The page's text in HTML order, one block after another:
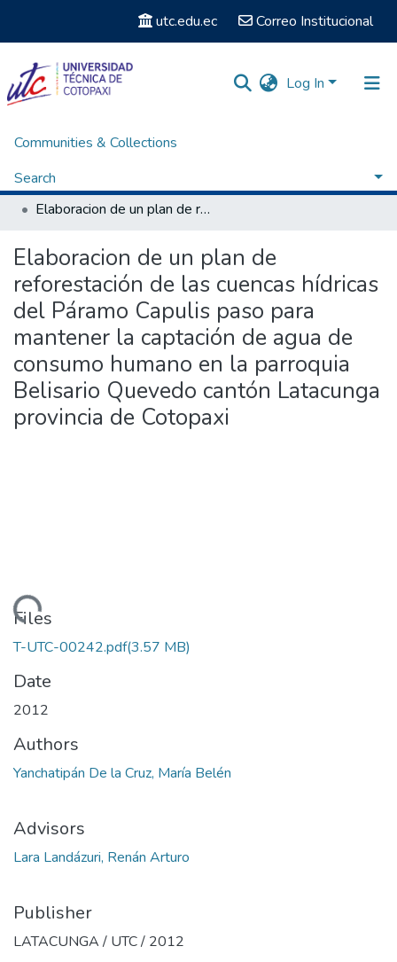
utc.edu.ec Correo Institucional
Log In
Communities & Collections
Search
Statistics
Home
Titulación - Ingeniería en Medio Ambiente
Elaboracion de un plan de reforestación de las cuencas hídricas del Páramo Capulis paso para mantener la captación de agua de consumo humano en la parroquia Belisario Quevedo cantón Latacunga provincia de Cotopaxi
Elaboracion de un plan de
reforestación de las cuencas hídricas
del Páramo Capulis paso para
mantener la captación de agua de
consumo humano en la parroquia
Belisario Quevedo cantón Latacunga
provincia de Cotopaxi
Files
T-UTC-00242.pdf(3.57 MB)
Date
2012
Authors
Yanchatipán De la Cruz, María Belén
Advisors
Lara Landázuri, Renán Arturo
Publisher
LATACUNGA / UTC / 2012